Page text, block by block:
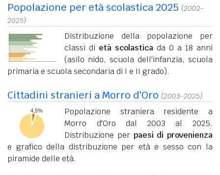
Popolazione per età scolastica 2025 (2002-
2025)
Distribuzione della popolazione per
classi di età scolastica da 0 a 18 anni
(asilo nido, scuola dell'infanzia, scuola
primaria e scuola secondaria di I e II grado).
Cittadini stranieri a Morro d'Oro (2003-2025)
Popolazione straniera residente a
Morro d'Oro dal 2003 al 2025.
Distribuzione per paesi di provenienza
e grafico della distribuzione per età e sesso con la
piramide delle età.